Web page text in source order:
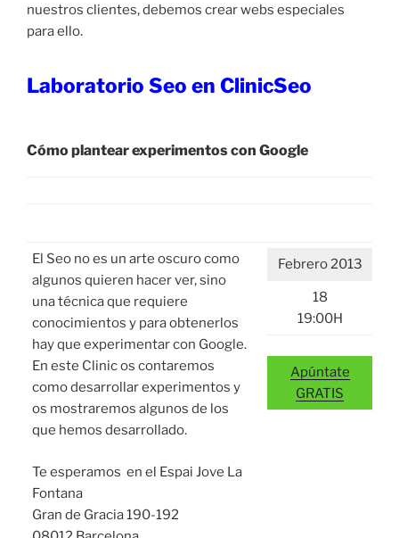
nuestros clientes, debemos crear webs especiales
para ello.
Laboratorio Seo en ClinicSeo
Cómo plantear experimentos con Google
El Seo no es un arte oscuro como
algunos quieren hacer ver, sino
una técnica que requiere
conocimientos y para obtenerlos
hay que experimentar con Google.
En este Clinic os contaremos
como desarrollar experimentos y
os mostraremos algunos de los
que hemos desarrollado.
Te esperamos en el Espai Jove La
Fontana
Gran de Gracia 190-192
Febrero 2013
18
19:00H
Apúntate
GRATIS